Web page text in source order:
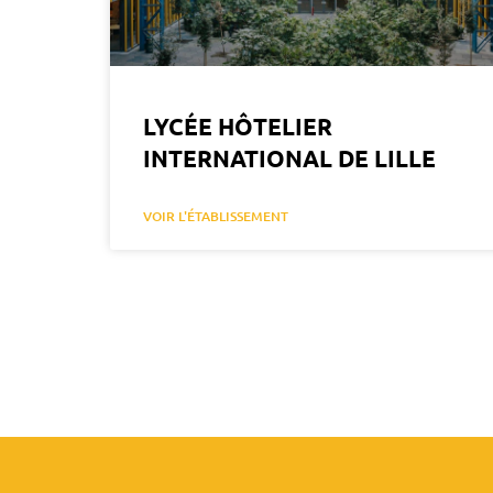
LYCÉE HÔTELIER
INTERNATIONAL DE LILLE
VOIR L'ÉTABLISSEMENT